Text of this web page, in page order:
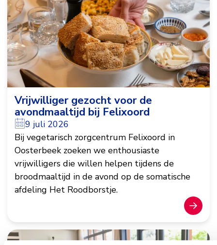
Vrijwilliger gezocht voor de
avondmaaltijd bij Felixoord
9 juli 2026
Bij vegetarisch zorgcentrum Felixoord in
Oosterbeek zoeken we enthousiaste
vrijwilligers die willen helpen tijdens de
broodmaaltijd in de avond op de somatische
afdeling Het Roodborstje.